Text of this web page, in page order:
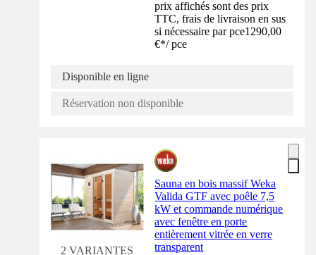
prix affichés sont des prix
TTC, frais de livraison en sus
si nécessaire par pce1290,00
€*/ pce
Disponible en ligne
Réservation non disponible
2 VARIANTES
Sauna en bois massif Weka
Valida GTF avec poêle 7,5
kW et commande numérique
avec fenêtre en porte
entièrement vitrée en verre
transparent